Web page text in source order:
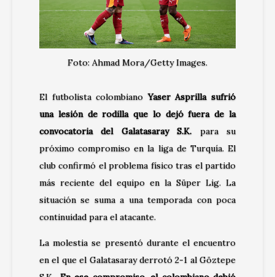
Foto: Ahmad Mora/Getty Images.
El futbolista colombianoYaser Asprillasufrió
una lesión de rodilla que lo dejó fuera de la
convocatoria del Galatasaray S.K.
para su
próximo compromiso en la liga de Turquía. El
club confirmó el problema físico tras el partido
más reciente del equipo en la Süper Lig. La
situación se suma a una temporada con poca
continuidad para el atacante.
La molestia se presentó durante el encuentro
en el que el Galatasaray derrotó 2-1 al Göztepe